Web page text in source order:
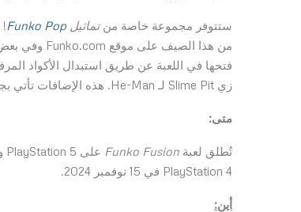
ستتوفر مجموعة خاصة منتماثيل Funko Pop
زي Slime Pit لـ He-Man. هذه الإضافات تأتي بجانب أكثر من 60 شخصية وأزياء متنوعة موجودة بالفعل في
متى:
تُطلق لعبة Funko Fusion
PlayStation 4 في 15 نوفمبر 2024.
أين: